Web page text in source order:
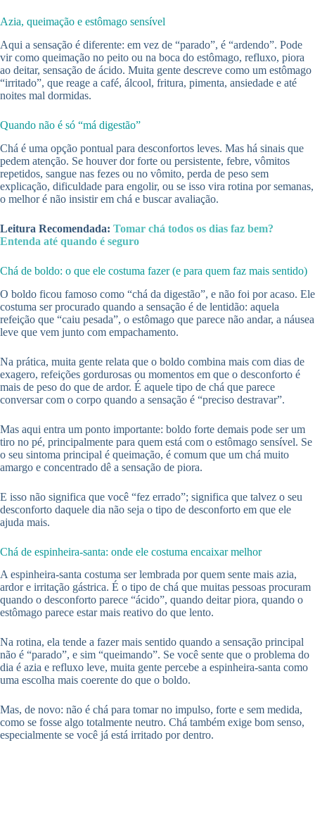
Azia, queimação e estômago sensível
Aqui a sensação é diferente: em vez de “parado”, é “ardendo”. Pode
vir como queimação no peito ou na boca do estômago, refluxo, piora
ao deitar, sensação de ácido. Muita gente descreve como um estômago
“irritado”, que reage a café, álcool, fritura, pimenta, ansiedade e até
noites mal dormidas.
Quando não é só “má digestão”
Chá é uma opção pontual para desconfortos leves. Mas há sinais que
pedem atenção. Se houver dor forte ou persistente, febre, vômitos
repetidos, sangue nas fezes ou no vômito, perda de peso sem
explicação, dificuldade para engolir, ou se isso vira rotina por semanas,
o melhor é não insistir em chá e buscar avaliação.
Leitura Recomendada: Tomar chá todos os dias faz bem?
Entenda até quando é seguro
Chá de boldo: o que ele costuma fazer (e para quem faz mais sentido)
O boldo ficou famoso como “chá da digestão”, e não foi por acaso. Ele
costuma ser procurado quando a sensação é de lentidão: aquela
refeição que “caiu pesada”, o estômago que parece não andar, a náusea
leve que vem junto com empachamento.
Na prática, muita gente relata que o boldo combina mais com dias de
exagero, refeições gordurosas ou momentos em que o desconforto é
mais de peso do que de ardor. É aquele tipo de chá que parece
conversar com o corpo quando a sensação é “preciso destravar”.
Mas aqui entra um ponto importante: boldo forte demais pode ser um
tiro no pé, principalmente para quem está com o estômago sensível. Se
o seu sintoma principal é queimação, é comum que um chá muito
amargo e concentrado dê a sensação de piora.
E isso não significa que você “fez errado”; significa que talvez o seu
desconforto daquele dia não seja o tipo de desconforto em que ele
ajuda mais.
Chá de espinheira-santa: onde ele costuma encaixar melhor
A espinheira-santa costuma ser lembrada por quem sente mais azia,
ardor e irritação gástrica. É o tipo de chá que muitas pessoas procuram
quando o desconforto parece “ácido”, quando deitar piora, quando o
estômago parece estar mais reativo do que lento.
Na rotina, ela tende a fazer mais sentido quando a sensação principal
não é “parado”, e sim “queimando”. Se você sente que o problema do
dia é azia e refluxo leve, muita gente percebe a espinheira-santa como
uma escolha mais coerente do que o boldo.
Mas, de novo: não é chá para tomar no impulso, forte e sem medida,
como se fosse algo totalmente neutro. Chá também exige bom senso,
especialmente se você já está irritado por dentro.